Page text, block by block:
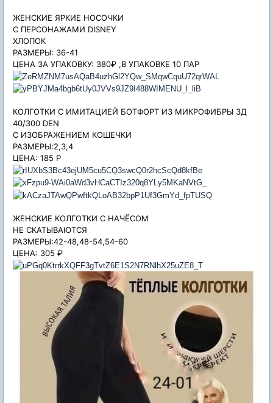
ЖЕНСКИЕ ЯРКИЕ НОСОЧКИ
С ПЕРСОНАЖАМИ DISNEY
ХЛОПОК
РАЗМЕРЫ: 36-41
ЦЕНА ЗА УПАКОВКУ: 380₽ ,В УПАКОВКЕ 10 ПАР
КОЛГОТКИ С ИМИТАЦИЕЙ БОТФОРТ ИЗ МИКРОФИБРЫ 3Д
40/300 DEN
С ИЗОБРАЖЕНИЕМ КОШЕЧКИ
РАЗМЕРЫ:2,3,4
ЦЕНА: 185 Р
ЖЕНСКИЕ КОЛГОТКИ С НАЧЁСОМ
НЕ СКАТЫВАЮТСЯ
РАЗМЕРЫ:42-48,48-54,54-60
ЦЕНА: 305 ₽